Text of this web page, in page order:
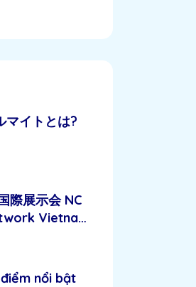
マイトとは?
際展示会 NC
Vietnam
nổi bật